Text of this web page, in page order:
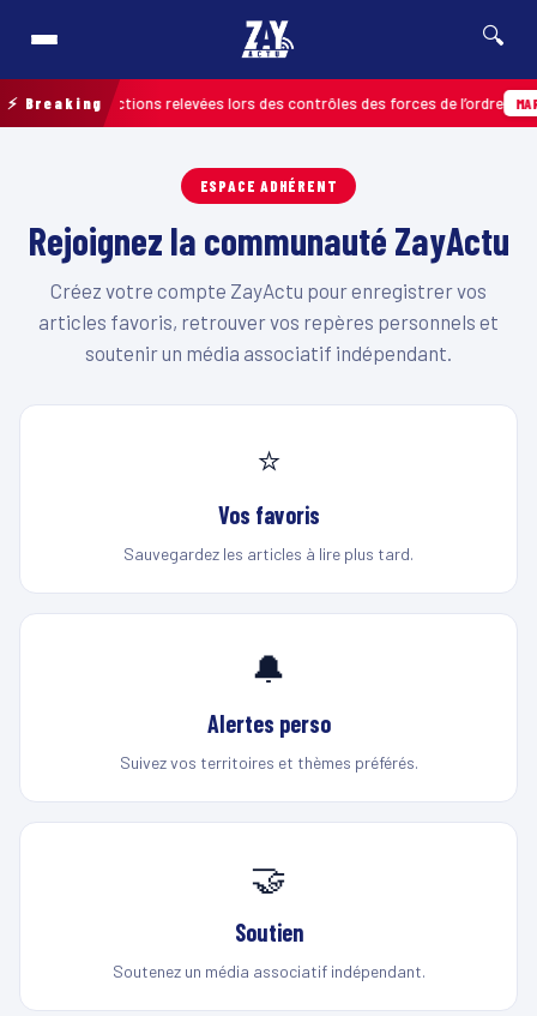
🔍
⚡ Breaking
de 120 infractions relevées lors des contrôles des forces de l’ordre
ESPACE ADHÉRENT
Rejoignez la communauté ZayActu
Créez votre compte ZayActu pour enregistrer vos
articles favoris, retrouver vos repères personnels et
soutenir un média associatif indépendant.
⭐
Vos favoris
Sauvegardez les articles à lire plus tard.
🔔
Alertes perso
Suivez vos territoires et thèmes préférés.
🤝
Soutien
Soutenez un média associatif indépendant.